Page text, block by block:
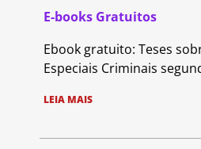
E-books Gratuitos
Ebook gratuito: Teses
Especiais Criminais
LEIA MAIS